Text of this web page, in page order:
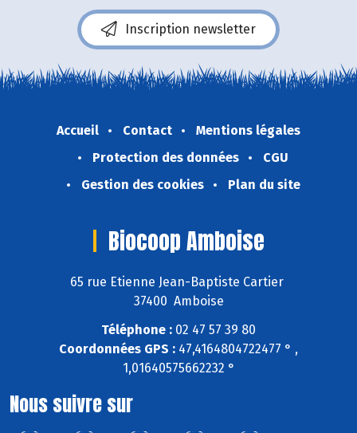
Inscription newsletter
Accueil Contact
Mentions légales
Protection des données
CGU
Gestion des cookies
Plan du site
Biocoop Amboise
65 rue Etienne Jean-Baptiste Cartier
37400 Amboise
Téléphone : 02 47 57 39 80
Coordonnées GPS : 47,4164804722477 ° ,
1,01640575662232 °
Nous suivre sur